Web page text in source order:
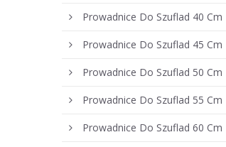
Prowadnice Do Szuflad 40 Cm
Prowadnice Do Szuflad 45 Cm
Prowadnice Do Szuflad 50 Cm
Prowadnice Do Szuflad 55 Cm
Prowadnice Do Szuflad 60 Cm